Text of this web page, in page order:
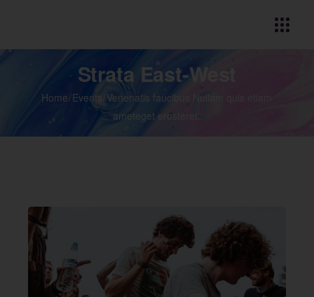
Strata East-West
Home Events Venenatis faucibus Nullam quis etiam
ameteget erosteret.